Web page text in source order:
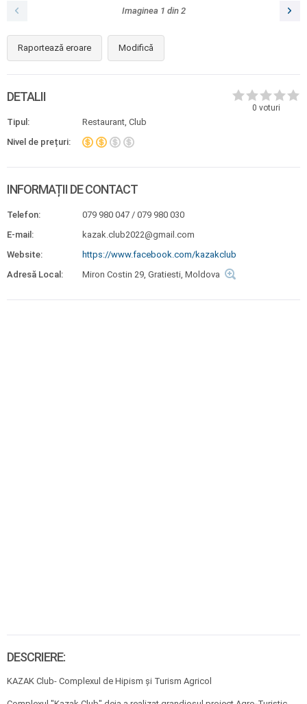
Imaginea 1 din 2
Raportează eroare Modifică
0 voturi
DETALII
Tipul:
Restaurant, Club
Nivel de prețuri:
INFORMAȚII DE CONTACT
Telefon:
079 980 047 / 079 980 030
E-mail:
kazak.club2022@gmail.com
Website:
https://www.facebook.com/kazakclub
Adresă Local:
Miron Costin 29, Gratiesti, Moldova
DESCRIERE:
KAZAK Club- Complexul de Hipism și Turism Agricol